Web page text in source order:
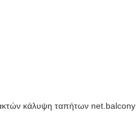
κάλυψη ταπήτων net.balcony